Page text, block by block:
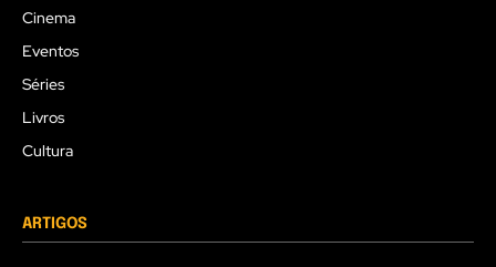
Cinema
Eventos
Séries
Livros
Cultura
ARTIGOS